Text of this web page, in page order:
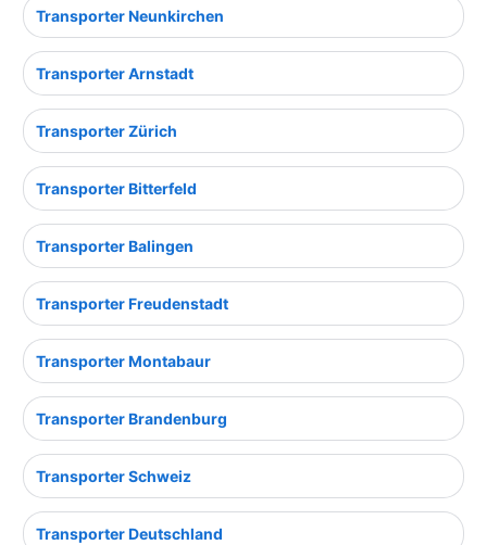
Transporter Neunkirchen
Transporter Arnstadt
Transporter Zürich
Transporter Bitterfeld
Transporter Balingen
Transporter Freudenstadt
Transporter Montabaur
Transporter Brandenburg
Transporter Schweiz
Transporter Deutschland